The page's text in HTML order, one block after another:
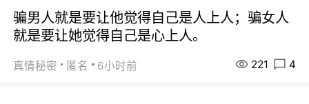
骗男人就是要让他觉得自己是人上人；骗女人
就是要让她觉得自己是心上人。
真情秘密 匿名 6小时前 221 4